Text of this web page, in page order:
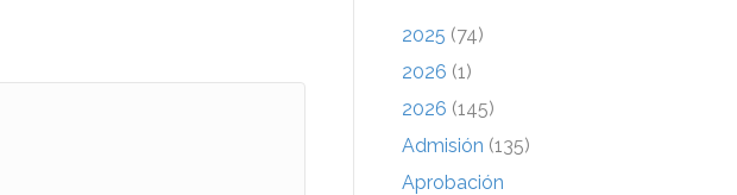
2025 (74)
2026 (1)
2026 (145)
Admisión (135)
Aprobación